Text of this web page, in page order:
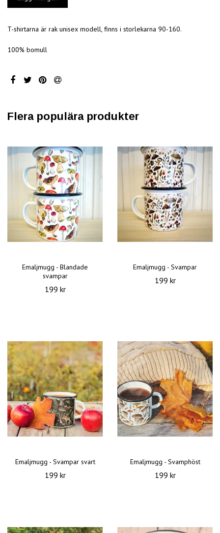
T-shirtarna är rak unisex modell, finns i storlekarna 90-160.
100% bomull
Flera populära produkter
Emaljmugg - Blandade
svampar
199 kr
Emaljmugg - Svampar
199 kr
Emaljmugg - Svampar svart
199 kr
Emaljmugg - Svamphöst
199 kr